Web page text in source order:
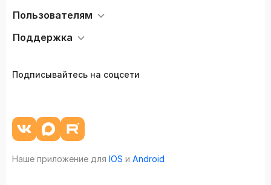
Пользователям
Поддержка
Подписывайтесь на соцсети
Наше приложение для IOS и Android